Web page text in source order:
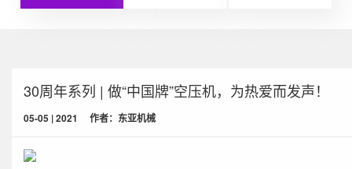
30周年系列 | 做“中国牌”空压机，为热爱而发声！
05-05 | 2021 作者：东亚机械